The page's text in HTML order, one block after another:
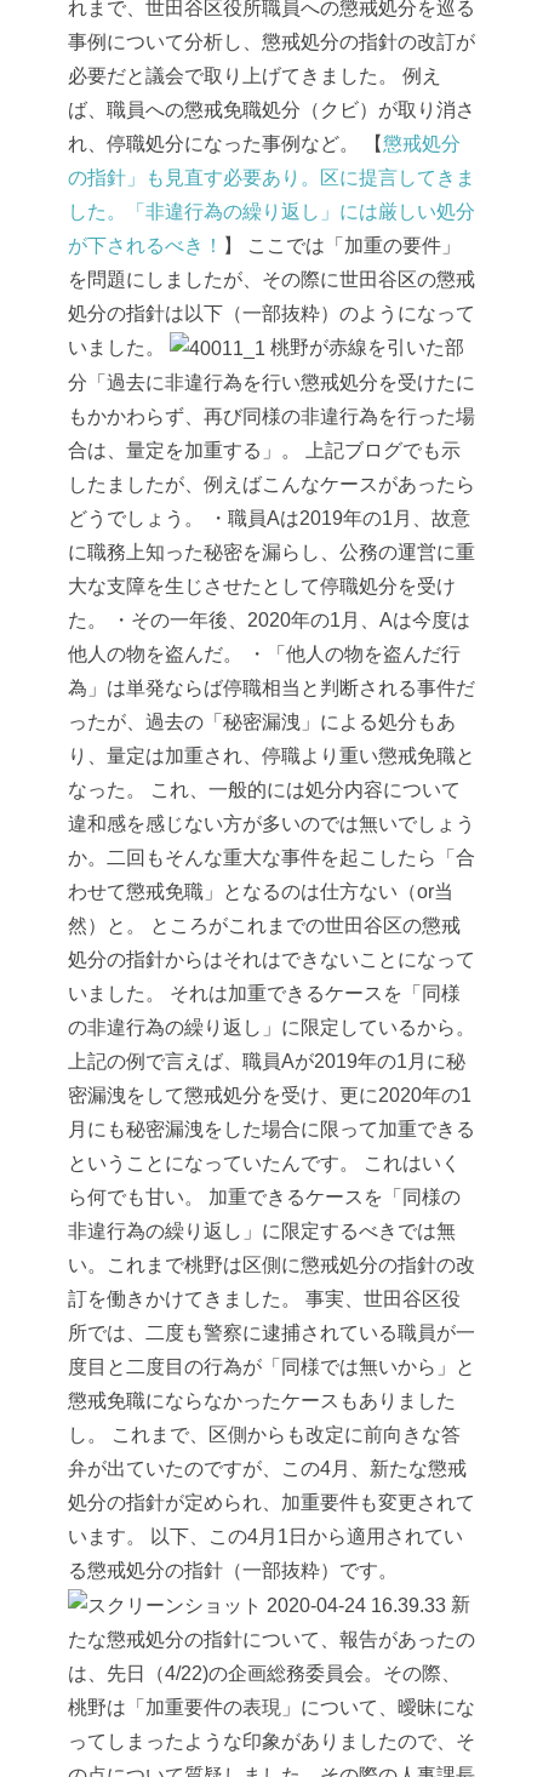
れまで、世田谷区役所職員への懲戒処分を巡る
事例について分析し、懲戒処分の指針の改訂が
必要だと議会で取り上げてきました。
例え
ば、職員への懲戒免職処分（クビ）が取り消さ
れ、停職処分になった事例など。
【懲戒処分
の指針」も見直す必要あり。区に提言してきま
した。「非違行為の繰り返し」には厳しい処分
が下されるべき！ 】
ここでは「加重の要件」
を問題にしましたが、その際に世田谷区の懲戒
処分の指針は以下（一部抜粋）のようになって
いました。
桃野が赤線を引いた部
分「過去に非違行為を行い懲戒処分を受けたに
もかかわらず、再び同様の非違行為を行った場
合は、量定を加重する」。
上記ブログでも示
したましたが、例えばこんなケースがあったら
どうでしょう。
・職員Aは2019年の1月、故意
に職務上知った秘密を漏らし、公務の運営に重
大な支障を生じさせたとして停職処分を受け
た。
・その一年後、2020年の1月、Aは今度は
他人の物を盗んだ。
・「他人の物を盗んだ行
為」は単発ならば停職相当と判断される事件だ
ったが、過去の「秘密漏洩」による処分もあ
り、量定は加重され、停職より重い懲戒免職と
なった。
これ、一般的には処分内容について
違和感を感じない方が多いのでは無いでしょう
か。二回もそんな重大な事件を起こしたら「合
わせて懲戒免職」となるのは仕方ない（or当
然）と。
ところがこれまでの世田谷区の懲戒
処分の指針からはそれはできないことになって
いました。
それは加重できるケースを「同様
の非違行為の繰り返し」に限定しているから。
上記の例で言えば、職員Aが2019年の1月に秘
密漏洩をして懲戒処分を受け、更に2020年の1
月にも秘密漏洩をした場合に限って加重できる
ということになっていたんです。
これはいく
ら何でも甘い。
加重できるケースを「同様の
非違行為の繰り返し」に限定するべきでは無
い。これまで桃野は区側に懲戒処分の指針の改
訂を働きかけてきました。
事実、世田谷区役
所では、二度も警察に逮捕されている職員が一
度目と二度目の行為が「同様では無いから」と
懲戒免職にならなかったケースもありました
し。
これまで、区側からも改定に前向きな答
弁が出ていたのですが、この4月、新たな懲戒
処分の指針が定められ、 加重要件も変更されて
います。
以下、この4月1日から適用されてい
る懲戒処分の指針（一部抜粋）です。
新
たな懲戒処分の指針について、報告があったの
は、先日（4/22)の企画総務委員会。その際、
桃野は「加重要件の表現」について、曖昧にな
ってしまったような印象がありましたので、そ